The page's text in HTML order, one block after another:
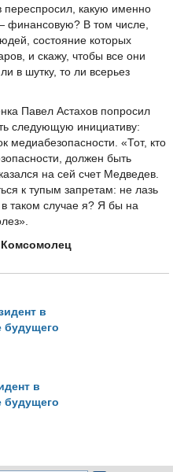
переспросил, какую именно
финансовую? В том числе,
состояние которых
и скажу, чтобы все они
в шутку, то ли всерьез
Павел Астахов попросил
следующую инициативу:
медиабезопасности. «Тот, кто
должен быть
на сей счет Медведев.
к тупым запретам: не лазь
таком случае я? Я бы на
Комсомолец
в
будущего